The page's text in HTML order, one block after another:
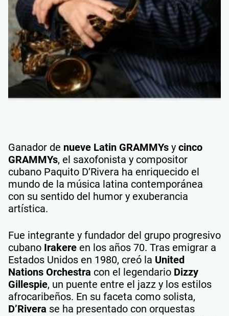
Ganador de nueve Latin GRAMMYs y cinco
GRAMMYs, el saxofonista y compositor
cubano Paquito D’Rivera ha enriquecido el
mundo de la música latina contemporánea
con su sentido del humor y exuberancia
artística.
Fue integrante y fundador del grupo progresivo
cubano Irakere en los años 70. Tras emigrar a
Estados Unidos en 1980, creó la United
Nations Orchestra con el legendario Dizzy
Gillespie, un puente entre el jazz y los estilos
afrocaribeños. En su faceta como solista,
D’Rivera se ha presentado con orquestas